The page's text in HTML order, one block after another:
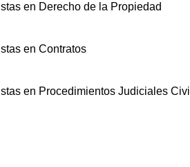
en Derecho de la Propiedad
en Contratos
en Procedimientos Judiciales